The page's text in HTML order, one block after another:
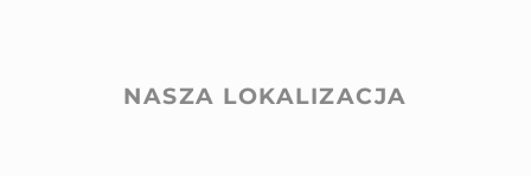
NASZA LOKALIZACJA